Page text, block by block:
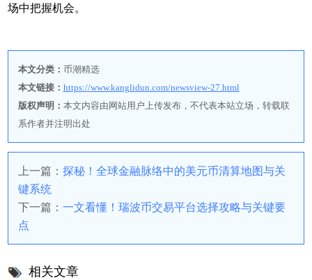
场中把握机会。
本文分类： 币潮精选
本文链接： https://www.kanglidun.com/newsview-27.html
版权声明： 本文内容由网站用户上传发布，不代表本站立场，转载联
系作者并注明出处
上一篇： 探秘！全球金融脉络中的美元币清算地图与关
键系统
下一篇： 一文看懂！瑞波币交易平台选择攻略与关键要
点
相关文章